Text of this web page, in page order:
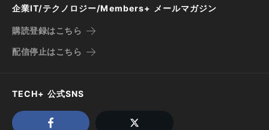
企業IT/テクノロジー/Members+ メールマガジン
購読登録はこちら
配信停止はこちら
TECH+ 公式SNS